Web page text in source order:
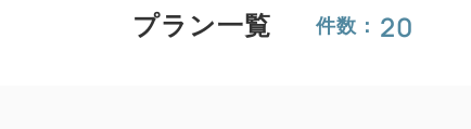
プラン一覧 件数： 20